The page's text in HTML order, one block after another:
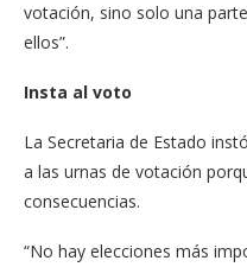
votación, sino solo una
ellos”.
Insta al voto
La Secretaria de Estado
a las urnas de votación
consecuencias.
“No hay elecciones más